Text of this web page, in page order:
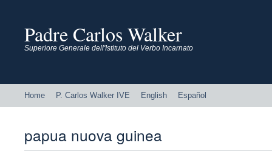
Padre Carlos Walker
Superiore Generale dell'Istituto del Verbo Incarnato
Home P. Carlos Walker IVE English Español
papua nuova guinea